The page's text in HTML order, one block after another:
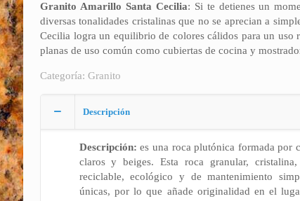
Granito Amarillo Santa Cecilia: Si te detienes un
diversas tonalidades cristalinas que no se aprecian a
Cecilia logra un equilibrio de colores cálidos para un uso
planas de uso común como cubiertas de cocina y
Categoría: Granito
Descripción
Descripción: es una roca plutónica formada por
claros y beiges. Esta roca granular,
reciclable, ecológico y de mantenimiento
únicas, por lo que añade originalidad en el